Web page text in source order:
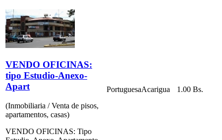
VENDO OFICINAS:
tipo Estudio-Anexo-
Apart
(Inmobiliaria / Venta de pisos,
apartamentos, casas)
VENDO OFICINAS: Tipo
PortuguesaAcarigua 1.00 Bs.